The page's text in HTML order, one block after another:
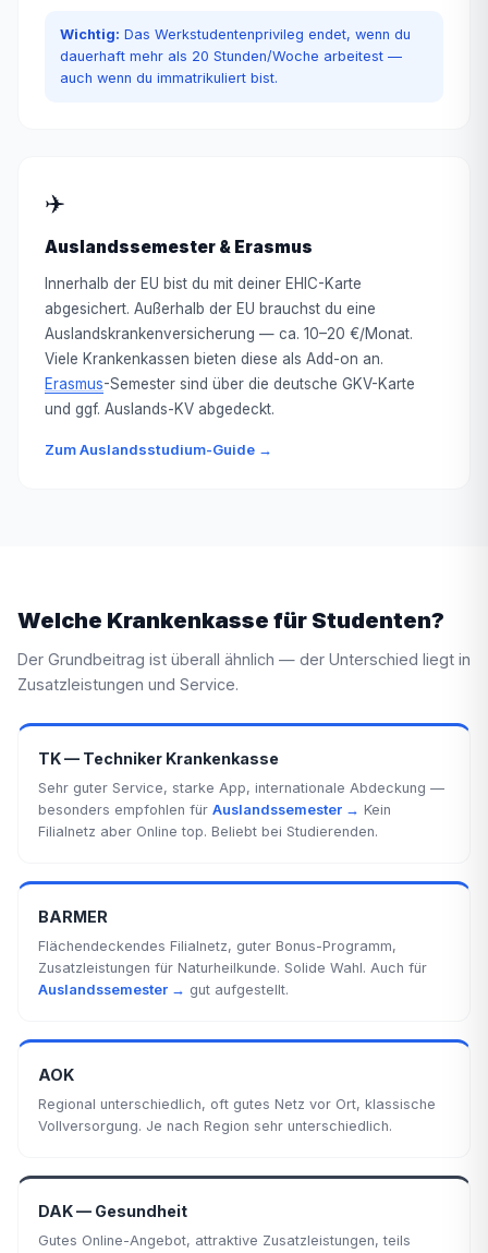
Wichtig: Das Werkstudentenprivileg endet, wenn du
dauerhaft mehr als 20 Stunden/Woche arbeitest —
auch wenn du immatrikuliert bist.
✈️
Auslandssemester & Erasmus
Innerhalb der EU bist du mit deiner EHIC-Karte
abgesichert. Außerhalb der EU brauchst du eine
Auslandskrankenversicherung — ca. 10–20 €/Monat.
Viele Krankenkassen bieten diese als Add-on an.
Erasmus-Semester sind über die deutsche GKV-Karte
und ggf. Auslands-KV abgedeckt.
Zum Auslandsstudium-Guide →
Welche Krankenkasse für Studenten?
Der Grundbeitrag ist überall ähnlich — der Unterschied liegt in
Zusatzleistungen und Service.
TK — Techniker Krankenkasse
Sehr guter Service, starke App, internationale Abdeckung —
besonders empfohlen für Auslandssemester → Kein
Filialnetz aber Online top. Beliebt bei Studierenden.
BARMER
Flächendeckendes Filialnetz, guter Bonus-Programm,
Zusatzleistungen für Naturheilkunde. Solide Wahl. Auch für
Auslandssemester → gut aufgestellt.
AOK
Regional unterschiedlich, oft gutes Netz vor Ort, klassische
Vollversorgung. Je nach Region sehr unterschiedlich.
DAK — Gesundheit
Gutes Online-Angebot, attraktive Zusatzleistungen, teils